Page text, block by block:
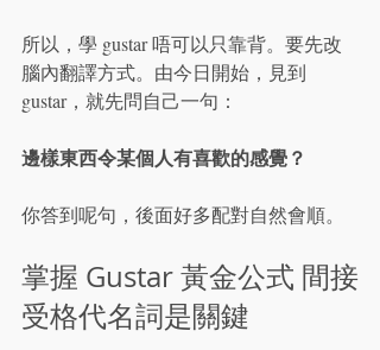
所以，學 gustar 唔可以只靠背。要先改
腦內翻譯方式。由今日開始，見到
gustar，就先問自己一句：
邊樣東西令某個人有喜歡的感覺？
你答到呢句，後面好多配對自然會順。
掌握 Gustar 黃金公式 間接
受格代名詞是關鍵